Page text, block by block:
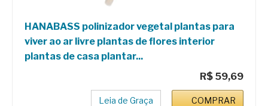
HANABASS polinizador vegetal plantas para
viver ao ar livre plantas de flores interior
plantas de casa plantar...
R$ 59,69
Leia de Graça COMPRAR